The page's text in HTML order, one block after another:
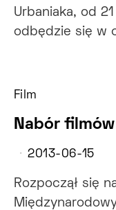
Urbaniaka, od
odbędzie się w
Film
Nabór
2013-06-15
Rozpoczął się